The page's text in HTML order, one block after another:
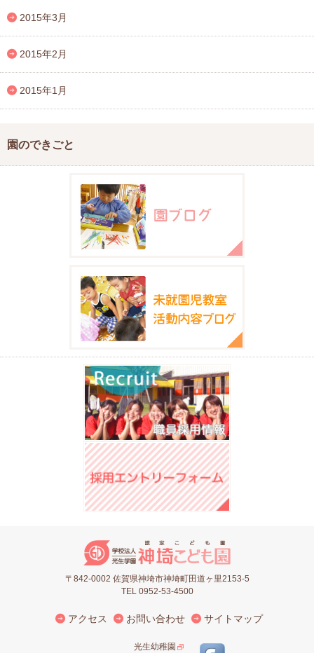
2015年3月
2015年2月
2015年1月
園のできごと
〒842-0002 佐賀県神埼市神埼町田道ヶ里2153-5
TEL 0952-53-4500
アクセス お問い合わせ サイトマップ
光生幼稚園